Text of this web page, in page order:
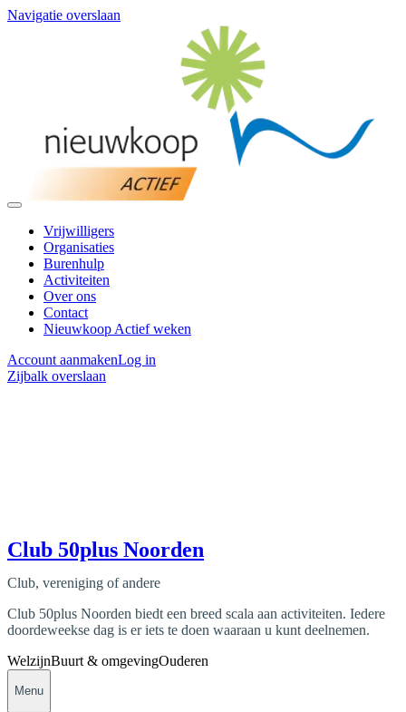
Navigatie overslaan
Vrijwilligers
Organisaties
Burenhulp
Activiteiten
Over ons
Contact
Nieuwkoop Actief weken
Account aanmakenLog in
Zijbalk overslaan
Club 50plus Noorden
Club, vereniging of andere
Club 50plus Noorden biedt een breed scala aan activiteiten. Iedere
doordeweekse dag is er iets te doen waaraan u kunt deelnemen.
WelzijnBuurt & omgevingOuderen
Menu